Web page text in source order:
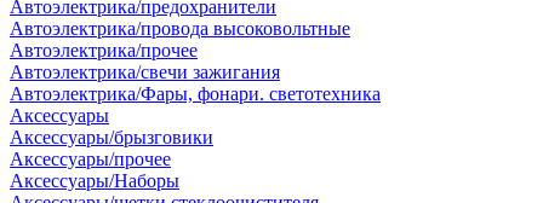
Автоэлектрика/предохранители
Автоэлектрика/провода высоковольтные
Автоэлектрика/прочее
Автоэлектрика/свечи зажигания
Автоэлектрика/Фары, фонари. светотехника
Аксессуары
Аксессуары/брызговики
Аксессуары/прочее
Аксессуары/Наборы